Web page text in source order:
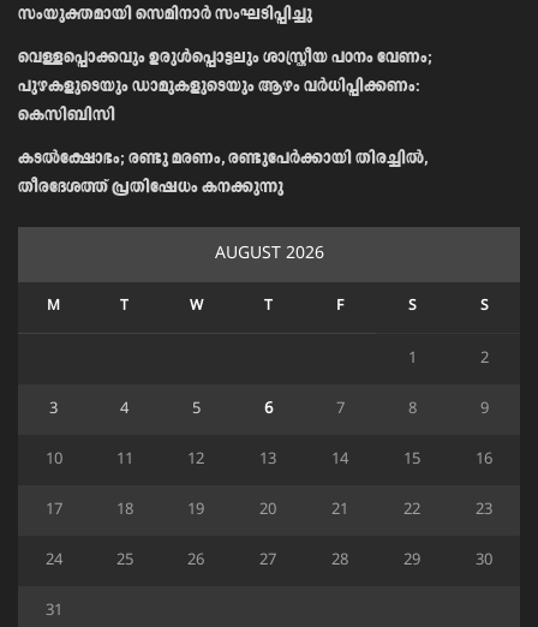
സംയുക്തമായി സെമിനാർ സംഘടിപ്പിച്ചു
വെള്ളപ്പൊക്കവും ഉരുള്‍പ്പൊട്ടലും ശാസ്ത്രീയ പഠനം വേണം;
പുഴകളുടെയും ഡാമുകളുടെയും ആഴം വര്‍ധിപ്പിക്കണം:
കെസിബിസി
കടൽക്ഷോഭം; രണ്ടു മരണം, രണ്ടുപേർക്കായി തിരച്ചിൽ,
തീരദേശത്ത് പ്രതിഷേധം കനക്കുന്നു
AUGUST 2026
M T W T F S S
1 2
3 4 5 6 7 8 9
10 11 12 13 14 15 16
17 18 19 20 21 22 23
24 25 26 27 28 29 30
31